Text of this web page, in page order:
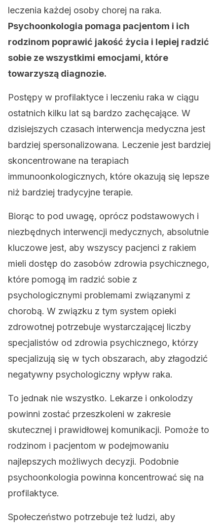
leczenia każdej osoby chorej na raka.
Psychoonkologia pomaga pacjentom i ich
rodzinom poprawić jakość życia i lepiej radzić
sobie ze wszystkimi emocjami, które
towarzyszą diagnozie.
Postępy w profilaktyce i leczeniu raka w ciągu
ostatnich kilku lat są bardzo zachęcające. W
dzisiejszych czasach interwencja medyczna jest
bardziej spersonalizowana. Leczenie jest bardziej
skoncentrowane na terapiach
immunoonkologicznych, które okazują się lepsze
niż bardziej tradycyjne terapie.
Biorąc to pod uwagę, oprócz podstawowych i
niezbędnych interwencji medycznych, absolutnie
kluczowe jest, aby wszyscy pacjenci z rakiem
mieli dostęp do zasobów zdrowia psychicznego,
które pomogą im radzić sobie z
psychologicznymi problemami związanymi z
chorobą. W związku z tym system opieki
zdrowotnej potrzebuje wystarczającej liczby
specjalistów od zdrowia psychicznego, którzy
specjalizują się w tych obszarach, aby złagodzić
negatywny psychologiczny wpływ raka.
To jednak nie wszystko. Lekarze i onkolodzy
powinni zostać przeszkoleni w zakresie
skutecznej i prawidłowej komunikacji. Pomoże to
rodzinom i pacjentom w podejmowaniu
najlepszych możliwych decyzji. Podobnie
psychoonkologia powinna koncentrować się na
profilaktyce.
Społeczeństwo potrzebuje też ludzi, aby